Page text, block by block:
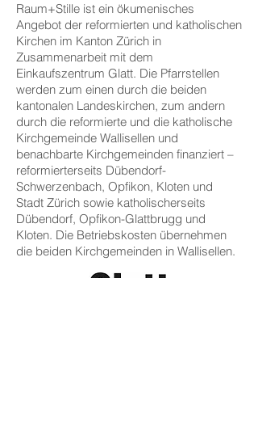
Raum+Stille ist ein ökumenisches
Angebot der reformierten und katholischen
Kirchen im Kanton Zürich in
Zusammenarbeit mit dem
Einkaufszentrum Glatt. Die Pfarrstellen
werden zum einen durch die beiden
kantonalen Landeskirchen, zum andern
durch die reformierte und die katholische
Kirchgemeinde Wallisellen und
benachbarte Kirchgemeinden finanziert –
reformierterseits Dübendorf-
Schwerzenbach, Opfikon, Kloten und
Stadt Zürich sowie katholischerseits
Dübendorf, Opfikon-Glattbrugg und
Kloten. Die Betriebskosten übernehmen
die beiden Kirchgemeinden in Wallisellen.